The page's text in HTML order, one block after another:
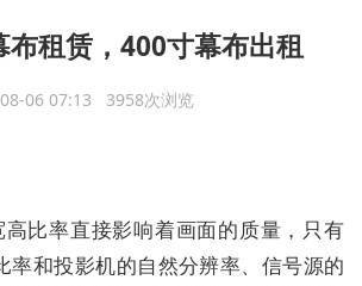
布租赁，400寸幕布出租
06 07:13 3958次浏览
比率直接影响着画面的质量，只有
率和投影机的自然分辨率、信号源的